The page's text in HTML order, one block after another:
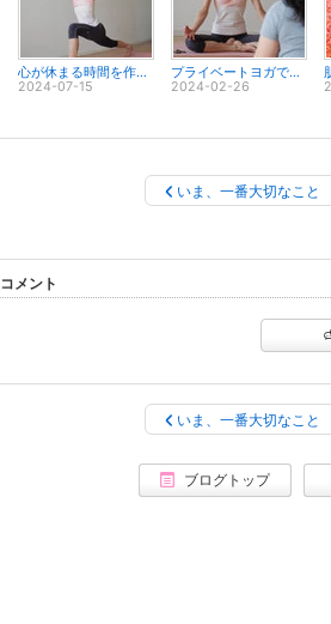
心が休まる時間を作りましょう♪～生徒さんの声No.49
2024-07-15
プライベートヨガで変わった身体と心～生徒さんの声No.48
2024-02-26
いま、一番大切なこと
コメント
いま、一番大切なこと
ブログトップ